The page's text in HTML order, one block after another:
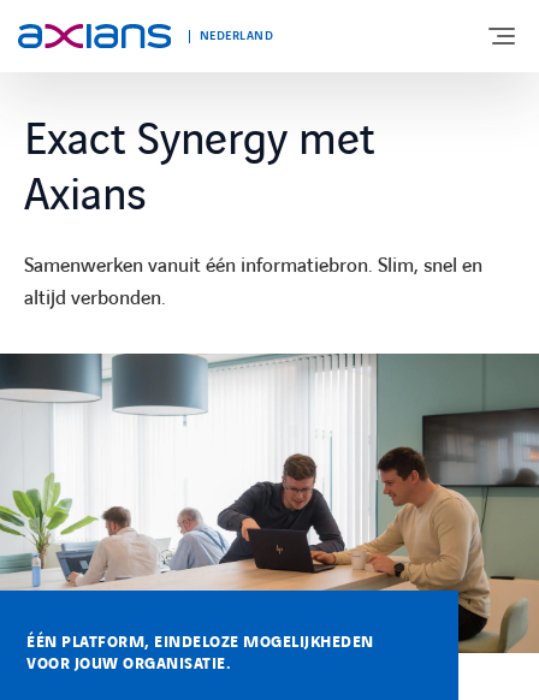
NEDERLAND
OVER AXIANS
MARKTSEGMENT
NIEUWS & INSPIRATIE
Nieuws
Kennisbank
Referenties
Exact Synergy met
Axians
Samenwerken vanuit één informatiebron. Slim, snel en
altijd verbonden.
ÉÉN PLATFORM, EINDELOZE MOGELIJKHEDEN
VOOR JOUW ORGANISATIE.